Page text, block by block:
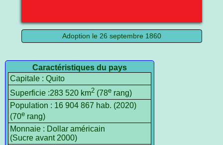
Adoption le 26 septembre 1860
Caractéristiques du pays
Capitale : Quito
Superficie :283 520 km2 (78e rang)
Population : 16 904 867 hab. (2020)
(70e rang)
Monnaie : Dollar américain
(Sucre avant 2000)